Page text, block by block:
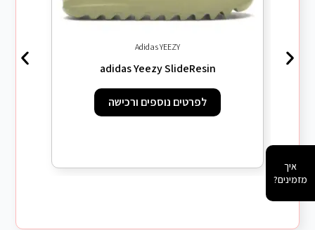
Adidas YEEZY
adidas Yeezy SlideResin
לפרטים נוספים ורכישה
איך
מזמינים?